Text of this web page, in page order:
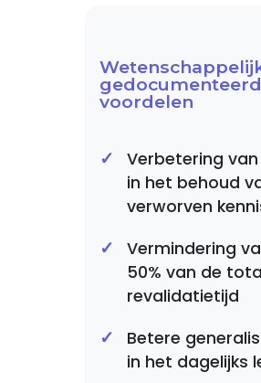
voordelen
Verbetering van
in het behoud
verworven
Vermindering
50% van de
revalidatietijd
Betere
in het dagelijks